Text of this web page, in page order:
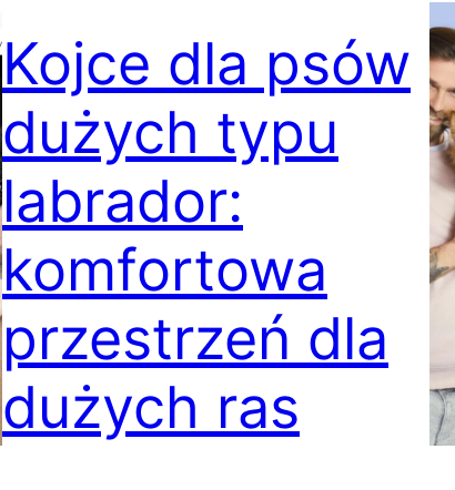
Kojce dla psów
dużych typu
labrador:
komfortowa
przestrzeń dla
dużych ras